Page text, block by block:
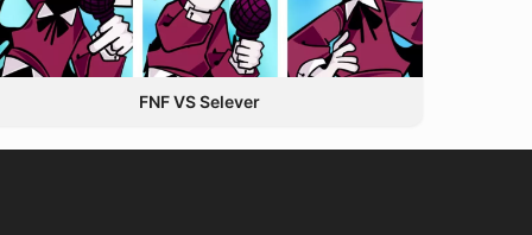
FNF VS Selever